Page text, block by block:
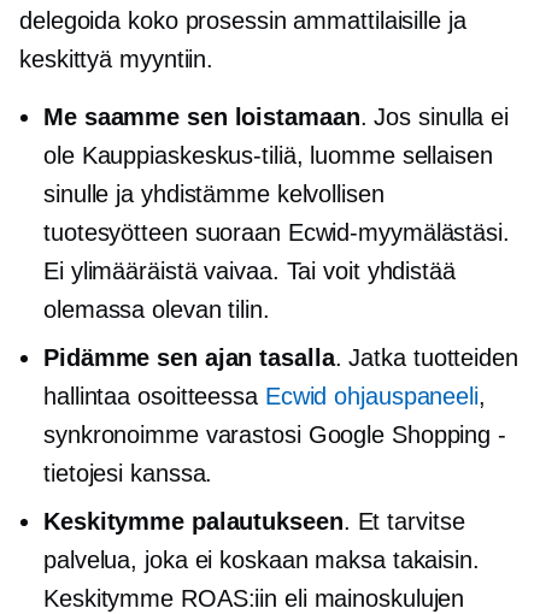
delegoida koko prosessin ammattilaisille ja
keskittyä myyntiin.
Me saamme sen loistamaan. Jos sinulla ei
ole Kauppiaskeskus-tiliä, luomme sellaisen
sinulle ja yhdistämme kelvollisen
tuotesyötteen suoraan Ecwid-myymälästäsi.
Ei ylimääräistä vaivaa. Tai voit yhdistää
olemassa olevan tilin.
Pidämme sen ajan tasalla. Jatka tuotteiden
hallintaa osoitteessa Ecwid ohjauspaneeli,
synkronoimme varastosi Google Shopping -
tietojesi kanssa.
Keskitymme palautukseen. Et tarvitse
palvelua, joka ei koskaan maksa takaisin.
Keskitymme ROAS:iin eli mainoskulujen